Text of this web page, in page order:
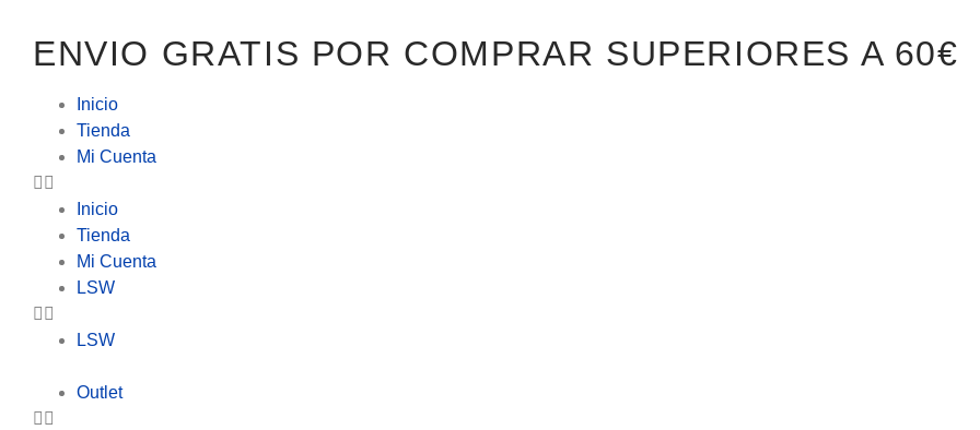
Ir
al
contenido
ENVIO GRATIS POR COMPRAR SUPERIORES A 60€
Inicio
Tienda
Mi Cuenta
Inicio
Tienda
Mi Cuenta
LSW
LSW
Outlet